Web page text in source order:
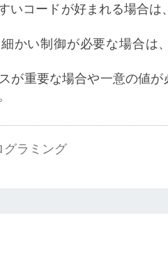
いコードが好まれる場合
かい制御が必要な場合
が重要な場合や一意の値
グラミング